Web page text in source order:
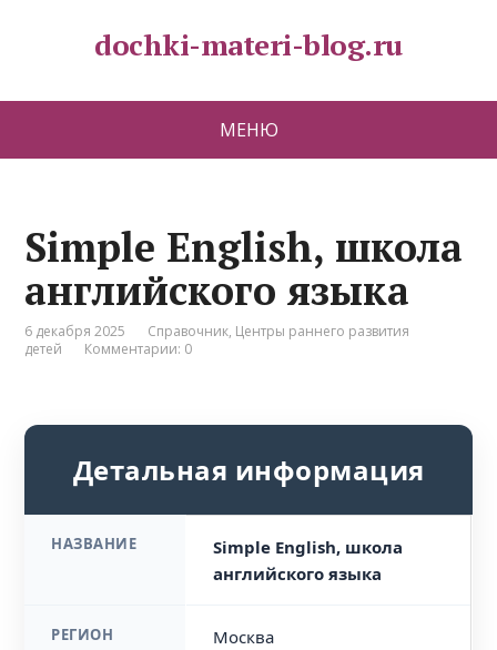
dochki-materi-blog.ru
МЕНЮ
Simple English, школа
английского языка
6 декабря 2025 Справочник, Центры раннего развития
детей
Комментарии: 0
Детальная информация
НАЗВАНИЕ
Simple English, школа
английского языка
РЕГИОН Москва